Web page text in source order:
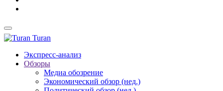
Turan
Экспресс-анализ
Обзоры
Медиа обозрение
Экономический обзор (нед.)